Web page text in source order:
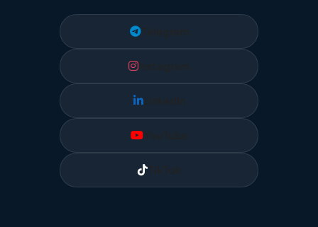
Telegram
LinkedIn
YouTube
TikTok